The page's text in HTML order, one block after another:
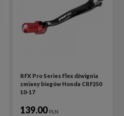
RFX Pro Series Flex dźwignia
zmiany biegów Honda CRF250
10-17
139.00 PLN